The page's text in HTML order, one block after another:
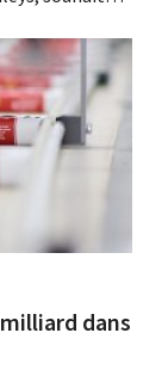
dans la
les cocktails
dans